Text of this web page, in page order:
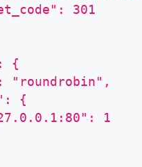
301
{
"roundrobin",
{
1